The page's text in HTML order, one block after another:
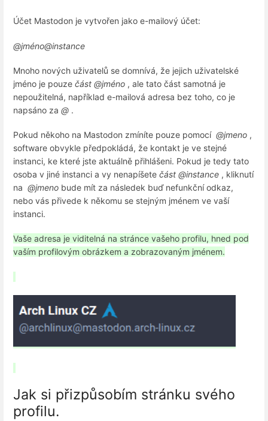
Účet Mastodon je vytvořen jako e-mailový účet:
@jméno@instance
Mnoho nových uživatelů se domnívá, že jejich uživatelské
jméno je pouze část @jméno , ale tato část samotná je
nepoužitelná, například e-mailová adresa bez toho, co je
napsáno za @ .
Pokud někoho na Mastodon zmíníte pouze pomocí @jmeno ,
software obvykle předpokládá, že kontakt je ve stejné
instanci, ke které jste aktuálně přihlášeni. Pokud je tedy tato
osoba v jiné instanci a vy nenapíšete část @instance , kliknutí
na @jmeno bude mít za následek buď nefunkční odkaz,
nebo vás přivede k někomu se stejným jménem ve vaší
instanci.
Vaše adresa je viditelná na stránce vašeho profilu, hned pod
vaším profilovým obrázkem a zobrazovaným jménem.
Jak si přizpůsobím stránku svého
profilu.